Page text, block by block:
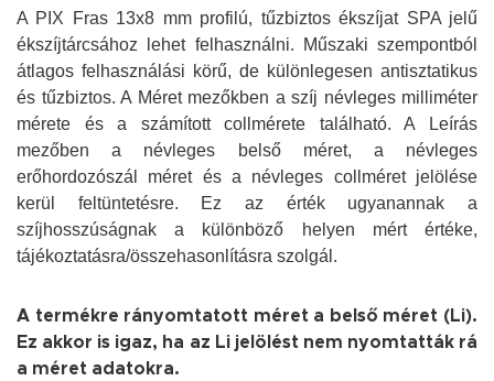
A PIX Fras 13x8 mm profilú, tűzbiztos ékszíjat SPA jelű
ékszíjtárcsához lehet felhasználni. Műszaki szempontból
átlagos felhasználási körű, de különlegesen antisztatikus
és tűzbiztos. A Méret mezőkben a szíj névleges milliméter
mérete és a számított collmérete található. A Leírás
mezőben a névleges belső méret, a névleges
erőhordozószál méret és a névleges collméret jelölése
kerül feltüntetésre. Ez az érték ugyanannak a
szíjhosszúságnak a különböző helyen mért értéke,
tájékoztatásra/összehasonlításra szolgál.
A termékre rányomtatott méret a belső méret (Li).
Ez akkor is igaz, ha az Li jelölést nem nyomtatták rá
a méret adatokra.